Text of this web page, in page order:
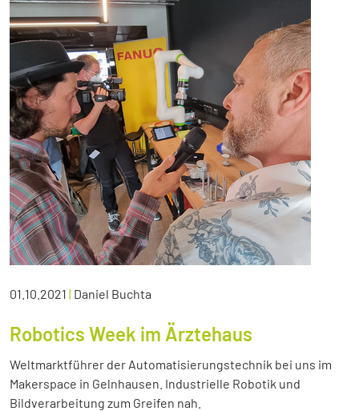
01.10.2021 | Daniel Buchta
Robotics Week im Ärztehaus
Weltmarktführer der Automatisierungstechnik bei uns im
Makerspace in Gelnhausen. Industrielle Robotik und
Bildverarbeitung zum Greifen nah.